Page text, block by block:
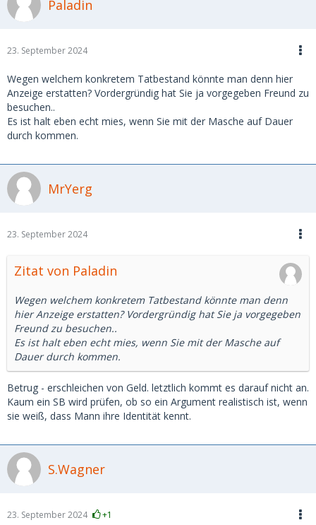
Paladin
23. September 2024
Wegen welchem konkretem Tatbestand könnte man denn hier
Anzeige erstatten? Vordergründig hat Sie ja vorgegeben Freund zu
besuchen..
Es ist halt eben echt mies, wenn Sie mit der Masche auf Dauer
durch kommen.
MrYerg
23. September 2024
Zitat von Paladin
Wegen welchem konkretem Tatbestand könnte man denn
hier Anzeige erstatten? Vordergründig hat Sie ja vorgegeben
Freund zu besuchen..
Es ist halt eben echt mies, wenn Sie mit der Masche auf
Dauer durch kommen.
Betrug - erschleichen von Geld. letztlich kommt es darauf nicht an.
Kaum ein SB wird prüfen, ob so ein Argument realistisch ist, wenn
sie weiß, dass Mann ihre Identität kennt.
S.Wagner
23. September 2024 +1